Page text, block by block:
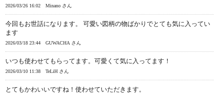
2026/03/26 16:02 Minano さん
今回もお世話になります。 可愛い図柄の物ばかりでとても気に入ってい
ます
2026/03/18 23:44 GUWACHA さん
いつも使わせてもらってます。可愛くて気に入ってます！
2026/03/10 11:38 TeLiH さん
とてもかわいいですね！使わせていただきます。